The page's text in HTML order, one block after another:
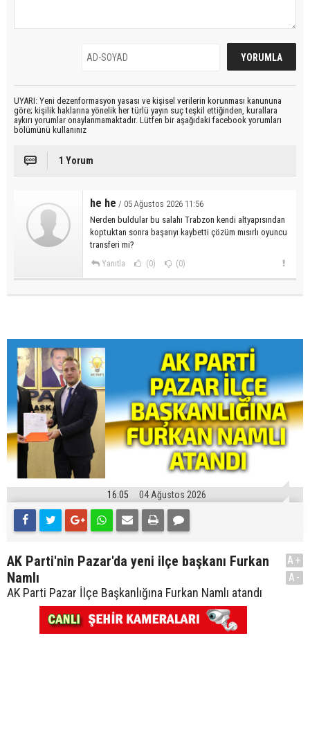
UYARI: Yeni dezenformasyon yasası ve kişisel verilerin korunması kanununa
göre; kişilik haklarına yönelik her türlü yayın suç teşkil ettiğinden, kurallara
aykırı yorumlar onaylanmamaktadır. Lütfen bir aşağıdaki facebook yorumları
bölümünü kullanınız
1 Yorum
he he / 05 Ağustos 2026 11:56
Nerden buldular bu salahı Trabzon kendi altyapısından
koptuktan sonra başarıyı kaybetti çözüm mısırlı oyuncu
transferi mi?
Yanıtla (0) (0)
16:05 04 Ağustos 2026
AK Parti'nin Pazar'da yeni ilçe başkanı Furkan
Namlı
AK Parti Pazar İlçe Başkanlığına Furkan Namlı atandı
A+
A-